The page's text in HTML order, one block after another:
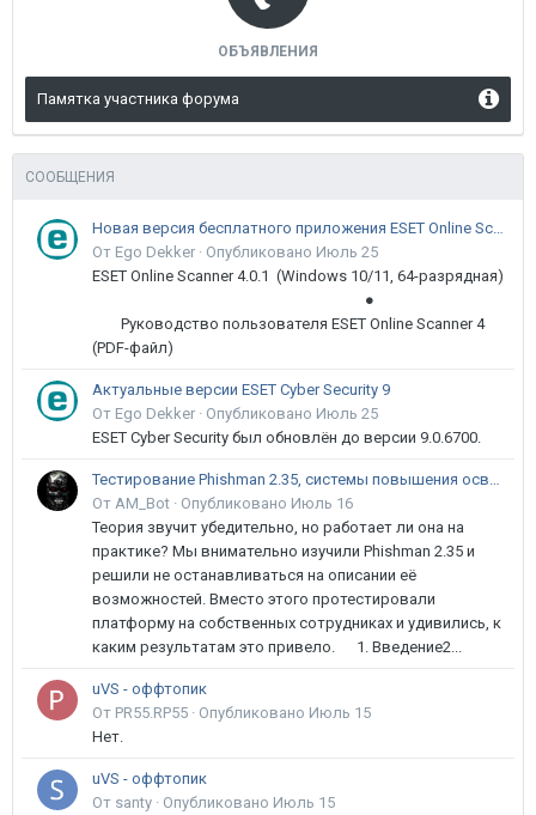
ОБЪЯВЛЕНИЯ
Памятка участника форума
СООБЩЕНИЯ
Новая версия бесплатного приложения ESET Online Scanner доступна пользователям
От Ego Dekker · Опубликовано Июль 25
ESET Online Scanner 4.0.1 (Windows 10/11, 64-разрядная)
●
Руководство пользователя ESET Online Scanner 4
(PDF-файл)
Актуальные версии ESET Cyber Security 9
От Ego Dekker · Опубликовано Июль 25
ESET Cyber Security был обновлён до версии 9.0.6700.
Тестирование Phishman 2.35, системы повышения осведомлённости пользователей в сфере ИБ
От AM_Bot · Опубликовано Июль 16
Теория звучит убедительно, но работает ли она на
практике? Мы внимательно изучили Phishman 2.35 и
решили не останавливаться на описании её
возможностей. Вместо этого протестировали
платформу на собственных сотрудниках и удивились, к
каким результатам это привело. 1. Введение2...
uVS - оффтопик
От PR55.RP55 · Опубликовано Июль 15
Нет.
uVS - оффтопик
От santy · Опубликовано Июль 15